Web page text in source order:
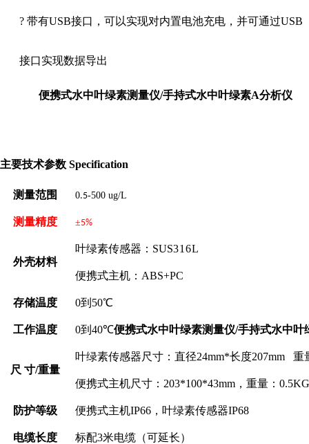
? 带有USB接口，可以实现对内置电池充电，并可通过USB
接口实现数据导出
便携式水中叶绿素测量仪/手持式水中叶绿素A分析仪
主要技术参数 Specification
测量范围 0.5-500 ug/L
测量精度 ±5%
外壳材料
叶绿素传感器： SUS316L
便携式主机： ABS+PC
存储温度 0到 50℃
工作温度 0到 40℃便携式水中叶绿素测量仪/手持式水中叶
尺 寸/重量
叶绿素传感器尺寸 ：直径24mm*长度207mm 重
便携式主机尺寸： 203*100*43mm ， 重量： 0.5KG
防护等级 便携式主机IP66 ，叶绿素传感器IP68
电缆长度 标配3米电缆 （可延长）